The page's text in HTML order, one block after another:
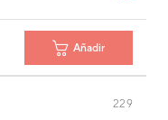
Añadir
229